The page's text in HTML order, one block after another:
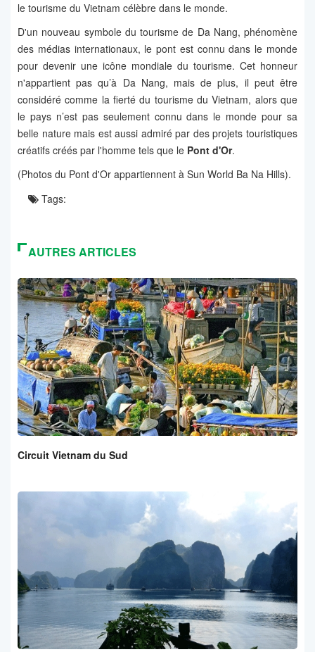
le tourisme du Vietnam célèbre dans le monde.
D'un nouveau symbole du tourisme de Da Nang, phénomène
des médias internationaux, le pont est connu dans le monde
pour devenir une icône mondiale du tourisme. Cet honneur
n'appartient pas qu’à Da Nang, mais de plus, il peut être
considéré comme la fierté du tourisme du Vietnam, alors que
le pays n’est pas seulement connu dans le monde pour sa
belle nature mais est aussi admiré par des projets touristiques
créatifs créés par l'homme tels que le Pont d'Or.
(Photos du Pont d'Or appartiennent à Sun World Ba Na Hills).
Tags:
AUTRES ARTICLES
Circuit Vietnam du Sud